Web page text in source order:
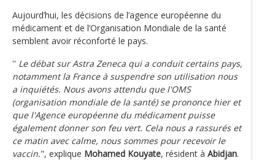
Aujourd’hui, les décisions de l’agence européenne du
médicament et de l’Organisation Mondiale de la santé
semblent avoir réconforté le pays.
'' Le débat sur Astra Zeneca qui a conduit certains pays,
notamment la France à suspendre son utilisation nous
a inquiétés. Nous avons attendu que l'OMS
(organisation mondiale de la santé) se prononce hier et
que l'Agence européenne du médicament puisse
également donner son feu vert. Cela nous a rassurés et
ce matin avec calme, nous sommes pour recevoir le
vaccin.", explique Mohamed Kouyate, résident à Abidjan.